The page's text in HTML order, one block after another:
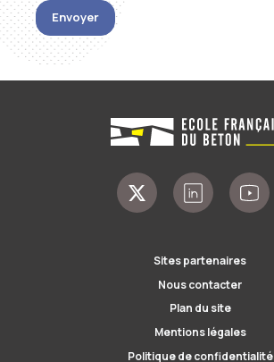
Envoyer
Sites partenaires
Nous contacter
Plan du site
Mentions légales
Politique de confidentialité